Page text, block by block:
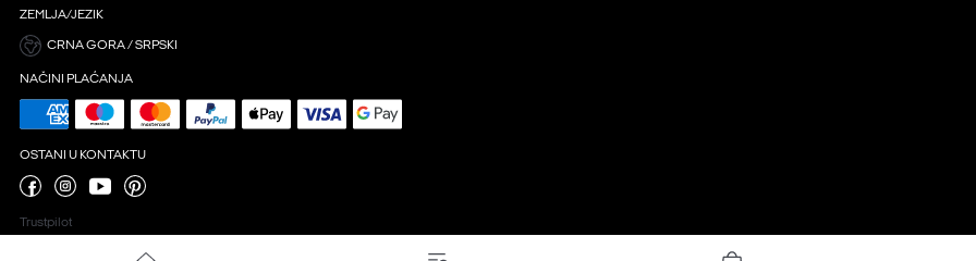
ZEMLJA/JEZIK
CRNA GORA / SRPSKI
NAČINI PLAĆANJA
OSTANI U KONTAKTU
Trustpilot